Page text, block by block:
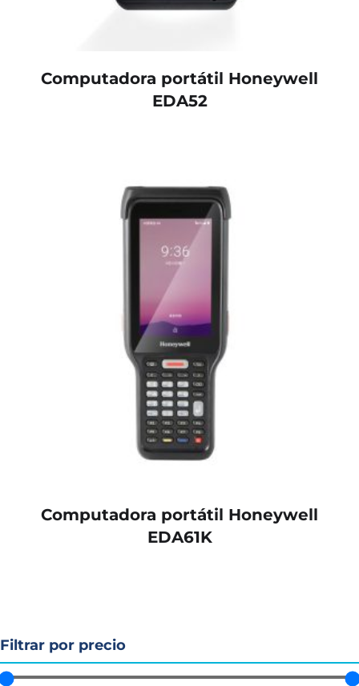
Computadora portátil Honeywell
EDA52
Computadora portátil Honeywell
EDA61K
Filtrar por precio